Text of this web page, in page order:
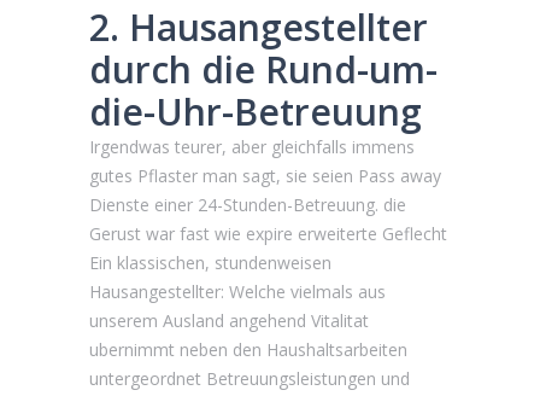
2. Hausangestellter
durch die Rund-um-
die-Uhr-Betreuung
Irgendwas teurer, aber gleichfalls immens
gutes Pflaster man sagt, sie seien Pass away
Dienste einer 24-Stunden-Betreuung. die
Gerust war fast wie expire erweiterte Geflecht
Ein klassischen, stundenweisen
Hausangestellter: Welche vielmals aus
unserem Ausland angehend Vitalitat
ubernimmt neben den Haushaltsarbeiten
untergeordnet Betreuungsleistungen und